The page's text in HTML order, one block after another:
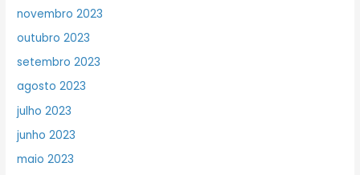
novembro 2023
outubro 2023
setembro 2023
agosto 2023
julho 2023
junho 2023
maio 2023